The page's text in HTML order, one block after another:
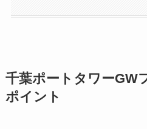
千葉ポートタワーGW
ポイント